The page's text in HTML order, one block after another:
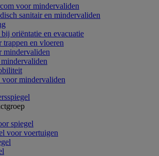
voor mindervaliden
sanitair en mindervaliden
oriëntatie en evacuatie
en vloeren
mindervaliden
voor mindervaliden
spiegel
voor voertuigen